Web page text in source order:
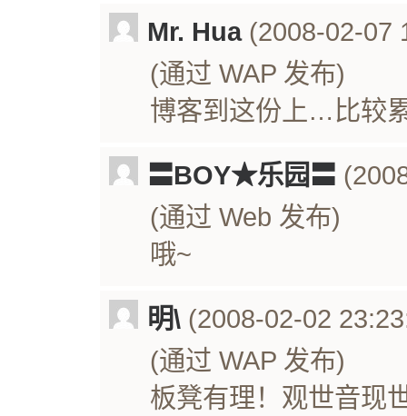
Mr. Hua(2008-02-07
(通过 WAP 发布)
博客到这份上…比较
〓BOY★乐园〓
(通过 Web 发布)
哦~
明\ (2008-02-02
(通过 WAP 发布)
板凳有理！观世音现